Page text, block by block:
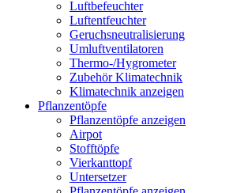
Luftbefeuchter
Luftentfeuchter
Geruchsneutralisierung
Umluftventilatoren
Thermo-/Hygrometer
Zubehör Klimatechnik
Klimatechnik anzeigen
Pflanzentöpfe
Pflanzentöpfe anzeigen
Airpot
Stofftöpfe
Vierkanttopf
Untersetzer